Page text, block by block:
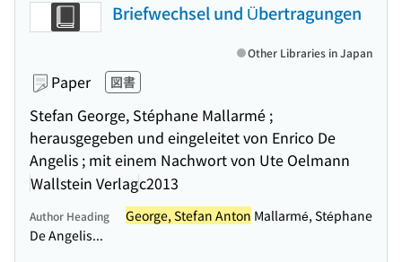
Briefwechsel und Übertragungen
Paper 図書
Stefan George, Stéphane Mallarmé ;
herausgegeben und eingeleitet von Enrico De
Angelis ; mit einem Nachwort von Ute Oelmann
Wallstein Verlagc2013
Other Libraries in Japan
Author Heading George, Stefan Anton Mallarmé, Stéphane
De Angelis...